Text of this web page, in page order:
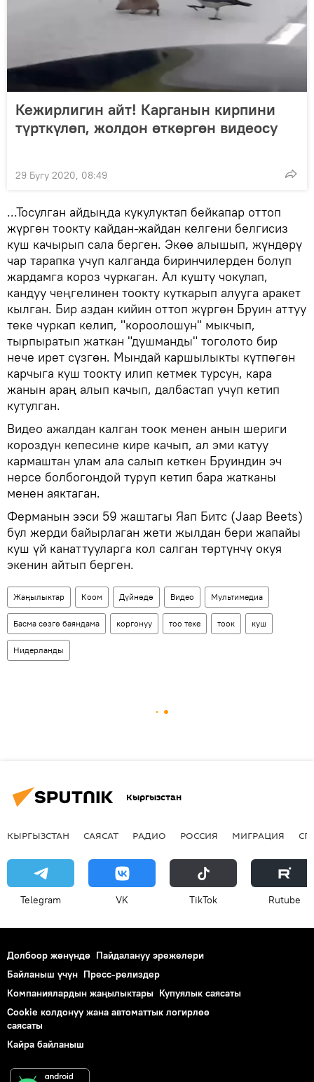
Кежирлигин айт! Карганын кирпини
түрткүлөп, жолдон өткөргөн видеосу
29 Бугу 2020, 08:49
...Тосулган айдыңда кукулуктап бейкапар оттоп
жүргөн тоокту кайдан-жайдан келгени белгисиз
куш качырып сала берген. Экөө алышып, жүндөрү
чар тарапка учуп калганда биринчилерден болуп
жардамга короз чуркаган. Ал кушту чокулап,
кандуу чеңгелинен тоокту куткарып алууга аракет
кылган. Бир аздан кийин оттоп жүргөн Бруин аттуу
теке чуркап келип, "короолошун" мыкчып,
тырпыратып жаткан "душманды" тоголото бир
нече ирет сүзгөн. Мындай каршылыкты күтпөгөн
карчыга куш тоокту илип кетмек турсун, кара
жанын араң алып качып, далбастап учуп кетип
кутулган.
Видео ажалдан калган тоок менен анын шериги
короздун кепесине кире качып, ал эми катуу
кармаштан улам ала салып кеткен Бруиндин эч
нерсе болбогондой туруп кетип бара жатканы
менен аяктаган.
Ферманын ээси 59 жаштагы Яап Битс (Jaap Beets)
бул жерди байырлаган жети жылдан бери жапайы
куш үй канаттууларга кол салган төртүнчү окуя
экенин айтып берген.
Жаңылыктар Коом Дүйнөдө Видео Мультимедиа
Басма сөзгө баяндама коргонуу тоо теке тоок куш
Нидерланды
Кыргызстан
КЫРГЫЗСТАН САЯСАТ РАДИО РОССИЯ МИГРАЦИЯ
Telegram VK ТikТоk Rutube
Долбоор жөнүндө Пайдалануу эрежелери
Байланыш үчүн Пресс-релиздер
Компаниялардын жаңылыктары Купуялык саясаты
Cookie колдонуу жана автоматтык логирлөө
саясаты
Кайра байланыш